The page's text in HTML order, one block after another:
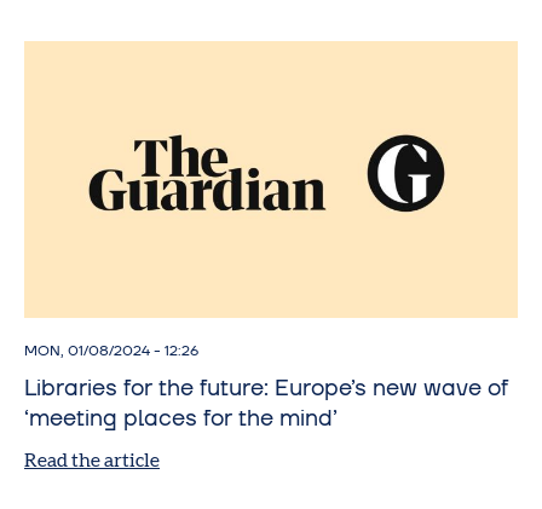
MON, 01/08/2024 - 12:26
Libraries for the future: Europe’s new wave of
‘meeting places for the mind’
Read the article